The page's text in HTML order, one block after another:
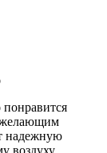
понравится
желающим
надежную
воздуху